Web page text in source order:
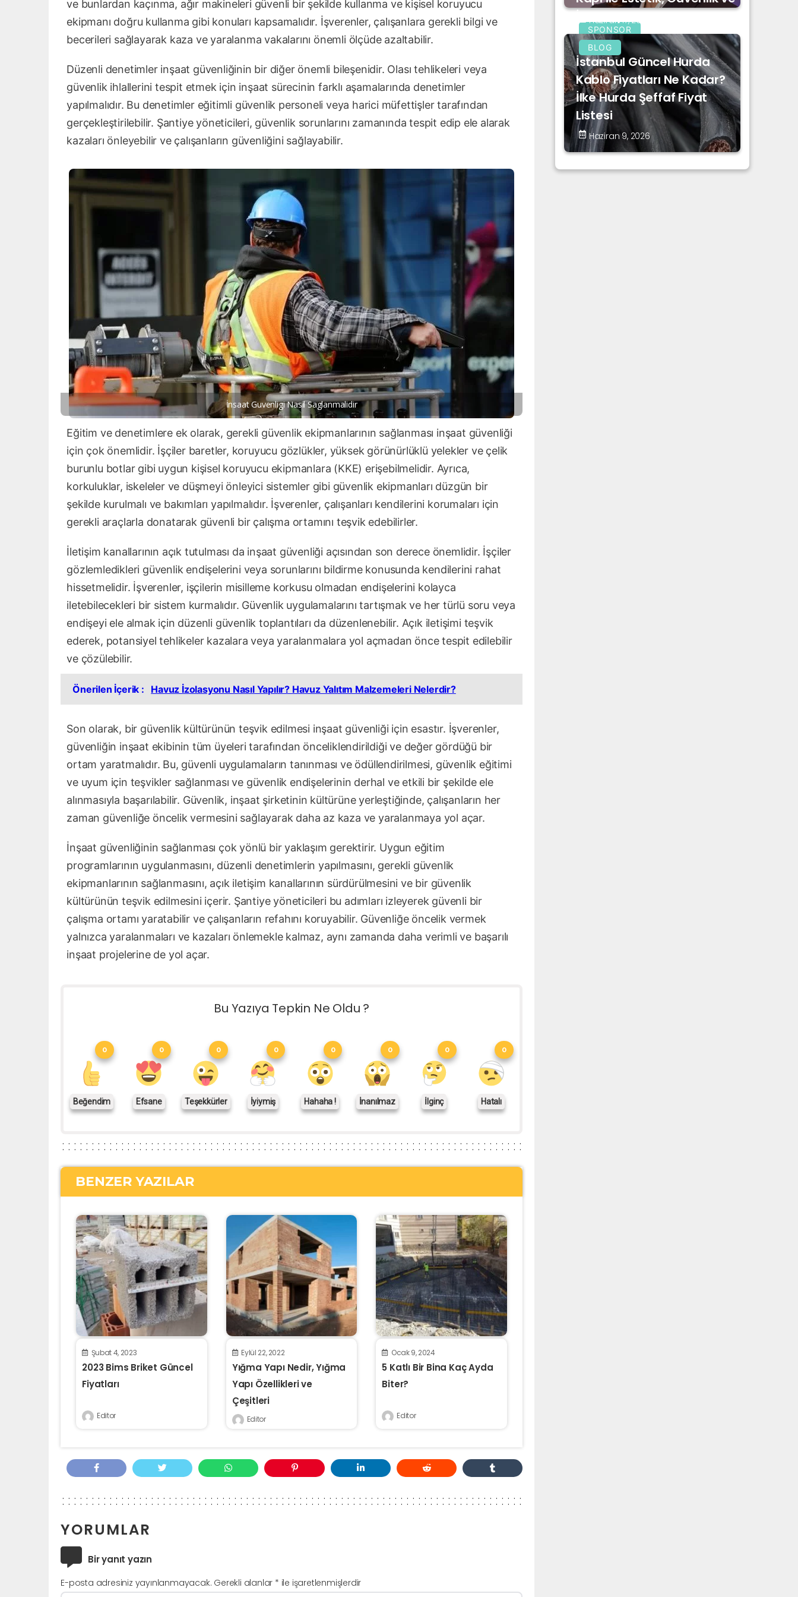
ve bunlardan kaçınma, ağır makineleri güvenli bir şekilde kullanma ve kişisel koruyucu
ekipmanı doğru kullanma gibi konuları kapsamalıdır. İşverenler, çalışanlara gerekli bilgi ve
becerileri sağlayarak kaza ve yaralanma vakalarını önemli ölçüde azaltabilir.
Düzenli denetimler inşaat güvenliğinin bir diğer önemli bileşenidir. Olası tehlikeleri veya
güvenlik ihlallerini tespit etmek için inşaat sürecinin farklı aşamalarında denetimler
yapılmalıdır. Bu denetimler eğitimli güvenlik personeli veya harici müfettişler tarafından
gerçekleştirilebilir. Şantiye yöneticileri, güvenlik sorunlarını zamanında tespit edip ele alarak
kazaları önleyebilir ve çalışanların güvenliğini sağlayabilir.
İnsaat Guvenligi Nasil Saglanmalidir
Eğitim ve denetimlere ek olarak, gerekli güvenlik ekipmanlarının sağlanması inşaat güvenliği
için çok önemlidir. İşçiler baretler, koruyucu gözlükler, yüksek görünürlüklü yelekler ve çelik
burunlu botlar gibi uygun kişisel koruyucu ekipmanlara (KKE) erişebilmelidir. Ayrıca,
korkuluklar, iskeleler ve düşmeyi önleyici sistemler gibi güvenlik ekipmanları düzgün bir
şekilde kurulmalı ve bakımları yapılmalıdır. İşverenler, çalışanları kendilerini korumaları için
gerekli araçlarla donatarak güvenli bir çalışma ortamını teşvik edebilirler.
İletişim kanallarının açık tutulması da inşaat güvenliği açısından son derece önemlidir. İşçiler
gözlemledikleri güvenlik endişelerini veya sorunlarını bildirme konusunda kendilerini rahat
hissetmelidir. İşverenler, işçilerin misilleme korkusu olmadan endişelerini kolayca
iletebilecekleri bir sistem kurmalıdır. Güvenlik uygulamalarını tartışmak ve her türlü soru veya
endişeyi ele almak için düzenli güvenlik toplantıları da düzenlenebilir. Açık iletişimi teşvik
ederek, potansiyel tehlikeler kazalara veya yaralanmalara yol açmadan önce tespit edilebilir
ve çözülebilir.
Önerilen İçerik : Havuz İzolasyonu Nasıl Yapılır? Havuz Yalıtım Malzemeleri Nelerdir?
Son olarak, bir güvenlik kültürünün teşvik edilmesi inşaat güvenliği için esastır. İşverenler,
güvenliğin inşaat ekibinin tüm üyeleri tarafından önceliklendirildiği ve değer gördüğü bir
ortam yaratmalıdır. Bu, güvenli uygulamaların tanınması ve ödüllendirilmesi, güvenlik eğitimi
ve uyum için teşvikler sağlanması ve güvenlik endişelerinin derhal ve etkili bir şekilde ele
alınmasıyla başarılabilir. Güvenlik, inşaat şirketinin kültürüne yerleştiğinde, çalışanların her
zaman güvenliğe öncelik vermesini sağlayarak daha az kaza ve yaralanmaya yol açar.
İnşaat güvenliğinin sağlanması çok yönlü bir yaklaşım gerektirir. Uygun eğitim
programlarının uygulanmasını, düzenli denetimlerin yapılmasını, gerekli güvenlik
ekipmanlarının sağlanmasını, açık iletişim kanallarının sürdürülmesini ve bir güvenlik
kültürünün teşvik edilmesini içerir. Şantiye yöneticileri bu adımları izleyerek güvenli bir
çalışma ortamı yaratabilir ve çalışanların refahını koruyabilir. Güvenliğe öncelik vermek
yalnızca yaralanmaları ve kazaları önlemekle kalmaz, aynı zamanda daha verimli ve başarılı
inşaat projelerine de yol açar.
Bu Yazıya Tepkin Ne Oldu ?
Beğendim
0
Efsane
0
Teşekkürler
0
İyiymiş
0
Hahaha !
0
İnanılmaz
0
İlginç
0
Hatalı
0
BENZER YAZILAR
Şubat 4, 2023
2023 Bims Briket Güncel
Fiyatları
Editor
Eylül 22, 2022
Yığma Yapı Nedir, Yığma
Yapı Özellikleri ve
Çeşitleri
Editor
Ocak 9, 2024
5 Katlı Bir Bina Kaç Ayda
Biter?
Editor
YORUMLAR
Bir yanıt yazın
E-posta adresiniz yayınlanmayacak. Gerekli alanlar * ile işaretlenmişlerdir
SPONSOR
Haziran 17, 2026
BLOG
İstanbul Güncel Hurda
Kablo Fiyatları Ne Kadar?
İlke Hurda Şeffaf Fiyat
Listesi
Haziran 9, 2026